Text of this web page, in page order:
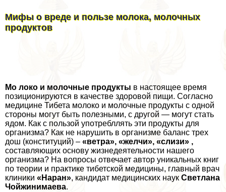
Мифы о вреде и пользе молока, молочных
продуктов
Мо локо и молочные продукты в настоящее время
позиционируются в качестве здоровой пищи. Согласно
медицине Тибета молоко и молочные продукты с одной
стороны могут быть полезными, с другой — могут стать
ядом. Как с пользой употрeбллять эти продукты для
организма? Как не нарушить в организме баланс трех
дош (конституций) – «ветра», «желчи», «слизи» ,
составляющих основу жизнедеятельности нашего
организма? На вопросы отвечает автор уникальных книг
по теории и пpaктике тибетской медицины, главный врач
клиники «Наран», кандидат медицинских наук Светлана
Чойжинимаева.